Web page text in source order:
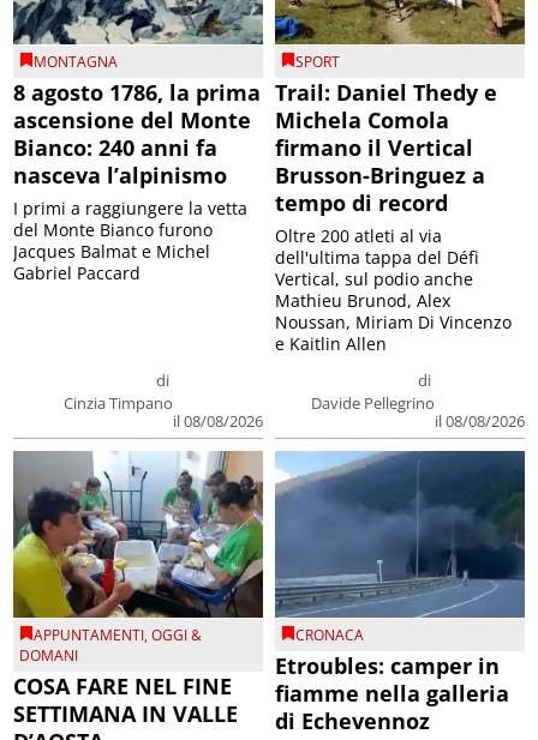
MONTAGNA
8 agosto 1786, la prima
ascensione del Monte
Bianco: 240 anni fa
nasceva l’alpinismo
di
Cinzia Timpano
il 08/08/2026
I primi a raggiungere la vetta
del Monte Bianco furono
Jacques Balmat e Michel
Gabriel Paccard
SPORT
Trail: Daniel Thedy e
Michela Comola
firmano il Vertical
Brusson-Bringuez a
tempo di record
di
Davide Pellegrino
il 08/08/2026
Oltre 200 atleti al via
dell'ultima tappa del Défì
Vertical, sul podio anche
Mathieu Brunod, Alex
Noussan, Miriam Di Vincenzo
e Kaitlin Allen
APPUNTAMENTI,OGGI &
DOMANI
COSA FARE NEL FINE
SETTIMANA IN VALLE
CRONACA
Etroubles: camper in
fiamme nella galleria
di Echevennoz